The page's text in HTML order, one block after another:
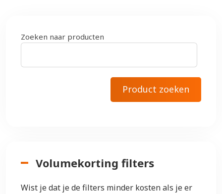
Zoeken naar producten
Volumekorting filters
Wist je dat je de filters minder kosten als je er